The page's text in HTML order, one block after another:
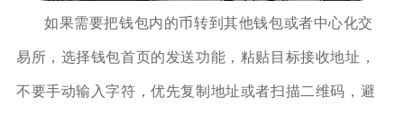
如果需要把钱包内的币转到其他钱包或者中心化交
易所，选择钱包首页的发送功能，粘贴目标接收地址，
不要手动输入字符，优先复制地址或者扫描二维码，避